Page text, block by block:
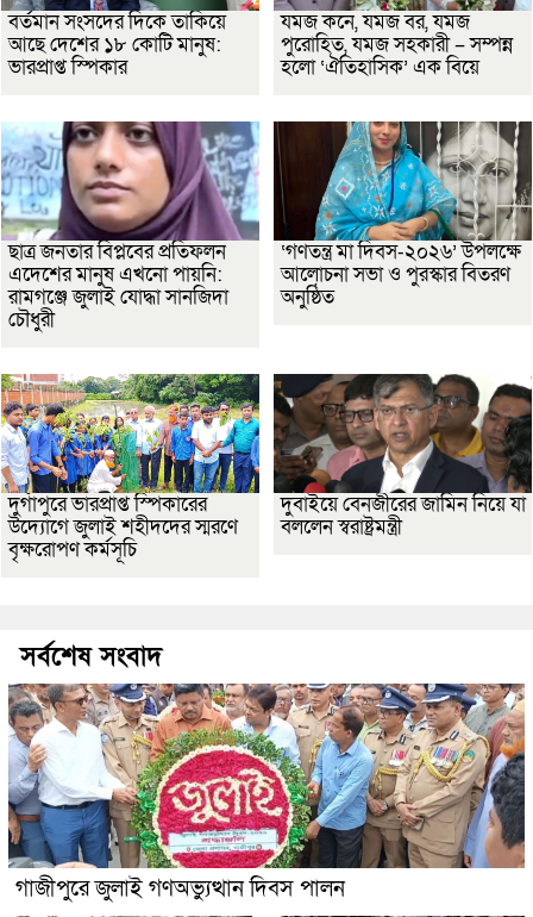
বর্তমান সংসদের দিকে তাকিয়ে
আছে দেশের ১৮ কোটি মানুষ:
ভারপ্রাপ্ত স্পিকার
যমজ কনে, যমজ বর, যমজ
পুরোহিত, যমজ সহকারী – সম্পন্ন
হলো ‘ঐতিহাসিক’ এক বিয়ে
ছাত্র জনতার বিপ্লবের প্রতিফলন
এদেশের মানুষ এখনো পায়নি:
রামগঞ্জে জুলাই যোদ্ধা সানজিদা
চৌধুরী
‘গণতন্ত্র মা দিবস-২০২৬’ উপলক্ষে
আলোচনা সভা ও পুরস্কার বিতরণ
অনুষ্ঠিত
দুর্গাপুরে ভারপ্রাপ্ত স্পিকারের
উদ্যোগে জুলাই শহীদদের স্মরণে
বৃক্ষরোপণ কর্মসূচি
দুবাইয়ে বেনজীরের জামিন নিয়ে যা
বললেন স্বরাষ্ট্রমন্ত্রী
সর্বশেষ সংবাদ
গাজীপুরে জুলাই গণঅভ্যুত্থান দিবস পালন